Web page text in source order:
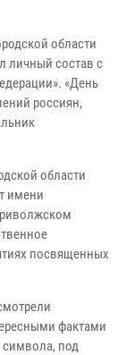
области
личный состав с
«День
россиян,
области
имени
посвященных
фактами
символа, под